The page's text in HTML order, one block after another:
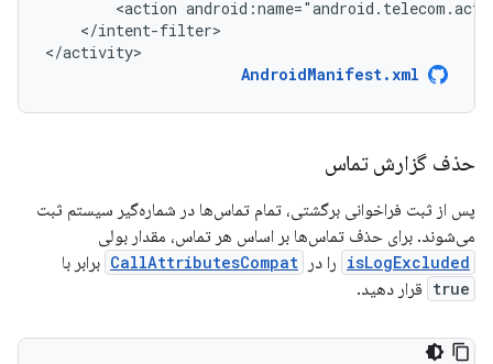
<action
</intent-filter>
</activity>
AndroidManifest.xml
حذف گزارش تماس
پس از ثبت فراخوانی برگشتی، تمام تماس‌ها در شماره‌گیر سیستم ثبت
می‌شوند. برای حذف تماس‌ها بر اساس هر تماس، مقدار بولی
isLogExcluded را در CallAttributesCompat برابر با
true قرار دهید.